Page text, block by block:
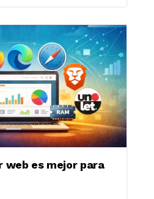
web es mejor para